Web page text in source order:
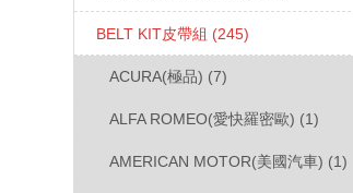
BELT KIT皮帶組 (245)
ACURA(極品) (7)
ALFA ROMEO(愛快羅密歐) (1)
AMERICAN MOTOR(美國汽車) (1)